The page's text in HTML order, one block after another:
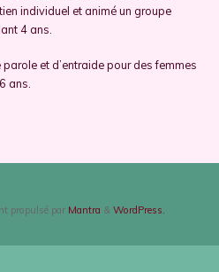
individuel et animé un groupe
4 ans.
et d’entraide pour des femmes
ans.
propulsé par Mantra & WordPress.